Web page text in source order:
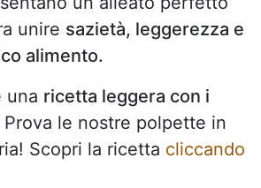
unire sazietà, leggerezza e
alimento.
una ricetta leggera con i
Prova le nostre polpette in
Scopri la ricetta cliccando